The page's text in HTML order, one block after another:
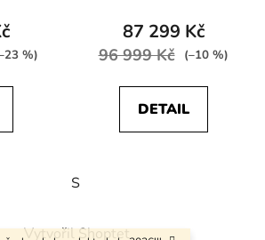
%)
87 299 Kč
96 999 Kč (–10 %)
DETAIL
S
Vytvořil Shoptet